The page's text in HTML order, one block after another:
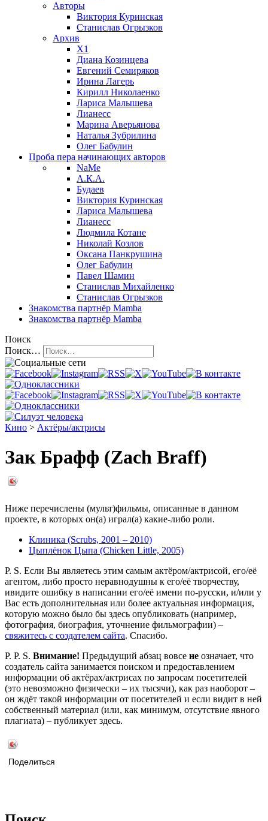
Авторы
Виктория Куринская
Станислав Огрызков
Архив
X1
Диана Козинцева
Евгений Семиряков
Ирина Лагерь
Кирилл Николаенко
Лариса Малышева
Лианесс
Марина Аверьянова
Наталья Зубрилина
Олег Бабулин
Проба пера начинающих авторов
NaMe
А.К.А.
Будаев
Виктория Куринская
Лариса Малышева
Лианесс
Людмила Котане
Николай Козлов
Оксана Панкрушина
Олег Бабулин
Павел Шамин
Станислав Михайленко
Станислав Огрызков
Знакомства партнёр Mamba
Знакомства партнёр Mamba
Поиск
Поиск…
Кино > Актёры/актрисы
Зак Брафф (Zach Braff)
Ниже перечислены (мульт)фильмы, описанные в данном
проекте, в которых он(а) играл(а) какие-либо роли.
Клиника (Scrubs, 2001 – 2010)
Цыплёнок Цыпа (Chicken Little, 2005)
P. S. Если Вы являетесь этим самым актёром/актрисой, его/её
агентом, либо просто неравнодушны к его/её творчеству,
ивидите ошибку в написании его/её имени по-русски, и/или у
Вас есть дополнительная или более актуальная информация,
которую можно было бы здесь опубликовать (например,
фотография, биография, уточнение фильмографии) –
свяжитесь с создателем сайта. Спасибо.
P. P. S. Внимание! Предыдущий абзац вовсе не означает, что
создатель сайта занимается поиском и предоставлением
информации об актёрах/актрисах по запросам посетителей
(это невозможно физически – их тысячи), как раз наоборот –
он ждёт такой информации от посетителей и если видит в ней
собственный материал (или, как минимум, отсутствие явного
плагиата) – публикует здесь.
Поделиться